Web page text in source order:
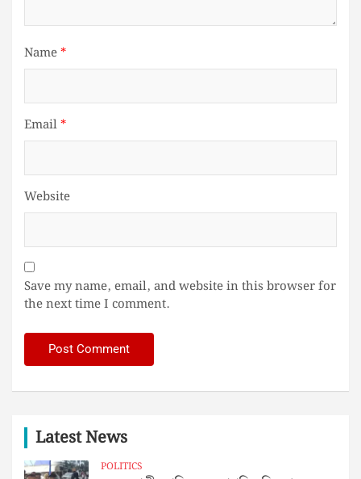
Name*
Email*
Website
Save my name, email, and website in this browser for
the next time I comment.
Latest News
POLITICS